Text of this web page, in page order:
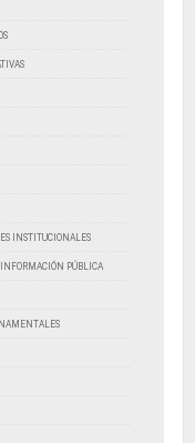
INSTITUCIONALES
INFORMACIÓN PÚBLICA